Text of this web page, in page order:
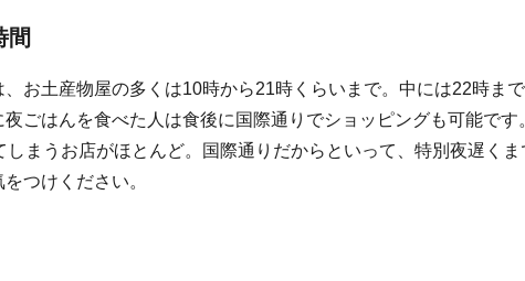
間
お土産物屋の多くは10時から21時くらいまで。中には22時ま
ごはんを食べた人は食後に国際通りでショッピングも可能です
しまうお店がほとんど。国際通りだからといって、特別夜遅く
つけください。